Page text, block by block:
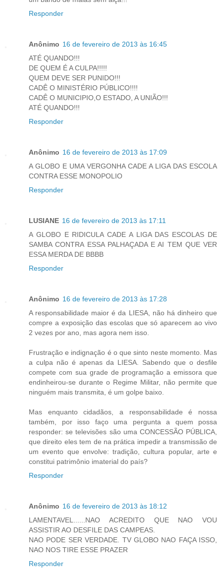
Responder
Anônimo 16 de fevereiro de 2013 às 16:45
ATÉ QUANDO!!!
DE QUEM É A CULPA!!!!!
QUEM DEVE SER PUNIDO!!!
CADÊ O MINISTÉRIO PÚBLICO!!!!
CADÊ O MUNICIPIO,O ESTADO, A UNIÃO!!!
ATÉ QUANDO!!!
Responder
Anônimo 16 de fevereiro de 2013 às 17:09
A GLOBO E UMA VERGONHA CADE A LIGA DAS ESCOLA
CONTRA ESSE MONOPOLIO
Responder
LUSIANE 16 de fevereiro de 2013 às 17:11
A GLOBO E RIDICULA CADE A LIGA DAS ESCOLAS DE
SAMBA CONTRA ESSA PALHAÇADA E AI TEM QUE VER
ESSA MERDA DE BBBB
Responder
Anônimo 16 de fevereiro de 2013 às 17:28
A responsabilidade maior é da LIESA, não há dinheiro que
compre a exposição das escolas que só aparecem ao vivo
2 vezes por ano, mas agora nem isso.
Frustração e indignação é o que sinto neste momento. Mas
a culpa não é apenas da LIESA. Sabendo que o desfile
compete com sua grade de programação a emissora que
endinheirou-se durante o Regime Militar, não permite que
ninguém mais transmita, é um golpe baixo.
Mas enquanto cidadãos, a responsabilidade é nossa
também, por isso faço uma pergunta a quem possa
responder: se televisões são uma CONCESSÃO PÚBLICA,
que direito eles tem de na prática impedir a transmissão de
um evento que envolve: tradição, cultura popular, arte e
constitui patrimônio imaterial do país?
Responder
Anônimo 16 de fevereiro de 2013 às 18:12
LAMENTAVEL......NAO ACREDITO QUE NAO VOU
ASSISTIR AO DESFILE DAS CAMPEAS.
NAO PODE SER VERDADE. TV GLOBO NAO FAÇA ISSO,
NAO NOS TIRE ESSE PRAZER
Responder